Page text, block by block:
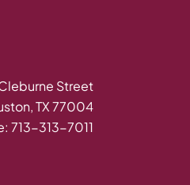
Street
TX 77004
713-313-7011